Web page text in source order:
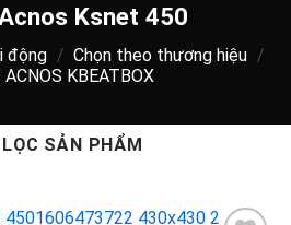
Ksnet 450
động / Chọn theo thương hiệu /
ACNOS KBEATBOX
LỌC SẢN PHẨM